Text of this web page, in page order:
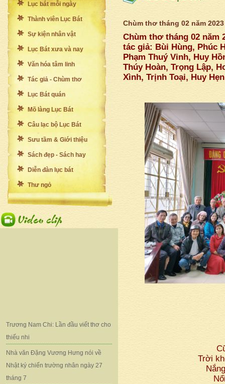
Lục bát mỗi ngày
Thành viên Lục Bát
Sự kiện nhân vật
Lục Bát xưa và nay
Văn hóa tâm linh
Tác giả - Chùm thơ
Lục Bát quán
Mõ làng Lục Bát
Câu lạc bộ Lục Bát
Sưu tầm & Giới thiệu
Sách đẹp - Sách hay
Diễn đàn lục bát
Thư ngỏ
Trương Nam Chi: Lần đầu viết thơ cho
thiếu nhi
Nhà văn Đặng Vương Hưng nói về
Nhật ký chiến trường nhân ngày 27
tháng 7
Chùm thơ tháng 02 năm
Chùm thơ tháng 02 năm
tác giả: Bùi Hùng, Phúc
Phạm Thuý Vinh, Huy
Thúy Hoàn, Trọng Lập,
Xình, Trịnh Toại, Huy
Trời